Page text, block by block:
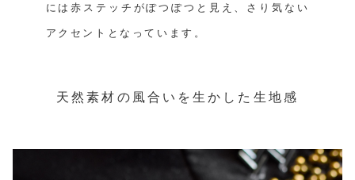
には赤ステッチがぽつぽつと見え、さり気ない
アクセントとなっています。
天然素材の風合いを生かした生地感